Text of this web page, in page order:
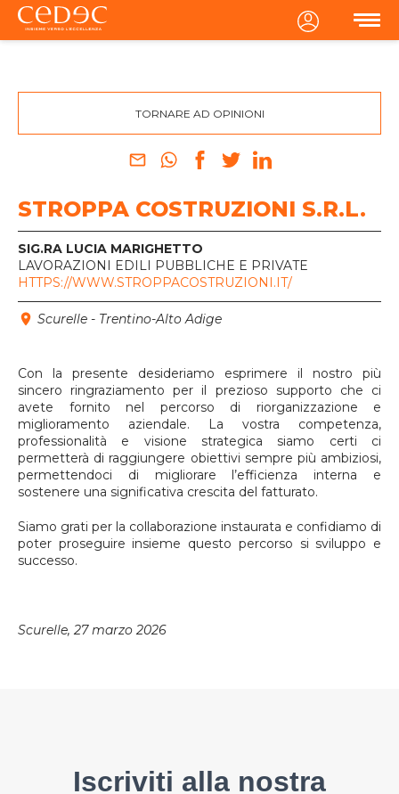
MENU
TORNARE AD OPINIONI
STROPPA COSTRUZIONI S.R.L.
SIG.RA LUCIA MARIGHETTO
LAVORAZIONI EDILI PUBBLICHE E PRIVATE
HTTPS://WWW.STROPPACOSTRUZIONI.IT/
Scurelle - Trentino-Alto Adige
Con la presente desideriamo esprimere il nostro più
sincero ringraziamento per il prezioso supporto che ci
avete fornito nel percorso di riorganizzazione e
miglioramento aziendale. La vostra competenza,
professionalità e visione strategica siamo certi ci
permetterà di raggiungere obiettivi sempre più ambiziosi,
permettendoci di migliorare l’efficienza interna e
sostenere una significativa crescita del fatturato.
Siamo grati per la collaborazione instaurata e confidiamo di
poter proseguire insieme questo percorso si sviluppo e
successo.
Scurelle, 27 marzo 2026